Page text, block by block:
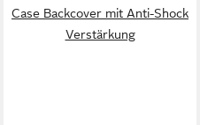
Case Backcover mit Anti-Shock
Verstärkung